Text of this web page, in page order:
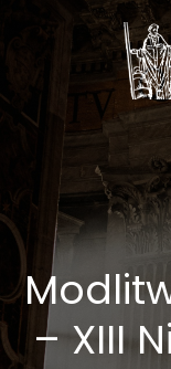
– XIII